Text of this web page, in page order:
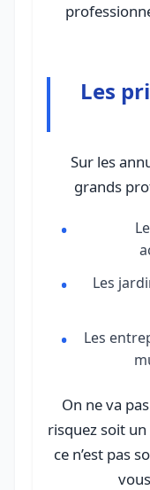
Les
Sur les
grands
Les
Les
On ne va
risquez soit
ce n’est pas